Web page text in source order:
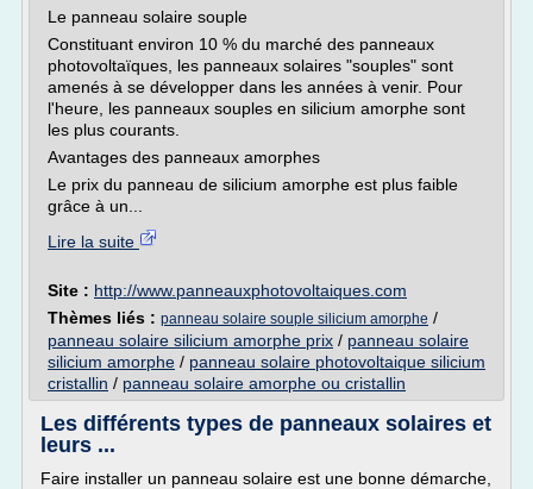
Le panneau solaire souple
Constituant environ 10 % du marché des panneaux
photovoltaïques, les panneaux solaires "souples" sont
amenés à se développer dans les années à venir. Pour
l'heure, les panneaux souples en silicium amorphe sont
les plus courants.
Avantages des panneaux amorphes
Le prix du panneau de silicium amorphe est plus faible
grâce à un...
Lire la suite
Site : http://www.panneauxphotovoltaiques.com
Thèmes liés : panneau solaire souple silicium amorphe /
panneau solaire silicium amorphe prix / panneau solaire
silicium amorphe / panneau solaire photovoltaique silicium
cristallin / panneau solaire amorphe ou cristallin
Les différents types de panneaux solaires et
leurs ...
Faire installer un panneau solaire est une bonne démarche,